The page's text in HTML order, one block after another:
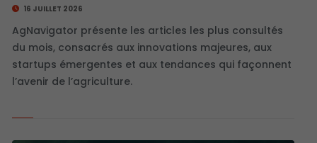
16 JUILLET 2026
AgNavigator présente les articles les plus consultés
du mois, consacrés aux innovations majeures, aux
startups émergentes et aux tendances qui façonnent
l’avenir de l’agriculture.